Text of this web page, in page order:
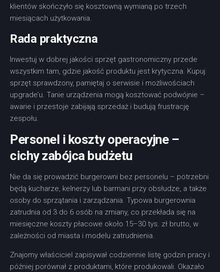
klientów skończyło się kosztowną wymianą po trzech
miesiącach użytkowania.
Rada praktyczna
Inwestuj w dobrej jakości sprzęt gastronomiczny przede
wszystkim tam, gdzie jakość produktu jest krytyczna. Kupuj
sprzęt sprawdzony, pamiętaj o serwisie i możliwościach
upgrade’u. Tanie urządzenia mogą kosztować podwójnie –
awarie i przestoje zabijają sprzedaż i budują frustrację
zespołu.
Personel i koszty operacyjne –
cichy zabójca budżetu
Nie da się prowadzić burgerowni bez personelu – potrzebni
będą kucharze, kelnerzy lub barmani przy obsłudze, a także
osoby do sprzątania i zarządzania. Typowa burgerownia
zatrudnia od 3 do 6 osób na zmiany, co przekłada się na
miesięczne koszty płacowe około 15–30 tys. zł brutto, w
zależności od miasta i modelu zatrudnienia.
Znajomy właściciel zapisywał codziennie listę godzin pracy i
później porównał z produktami, które produkowali. Okazało